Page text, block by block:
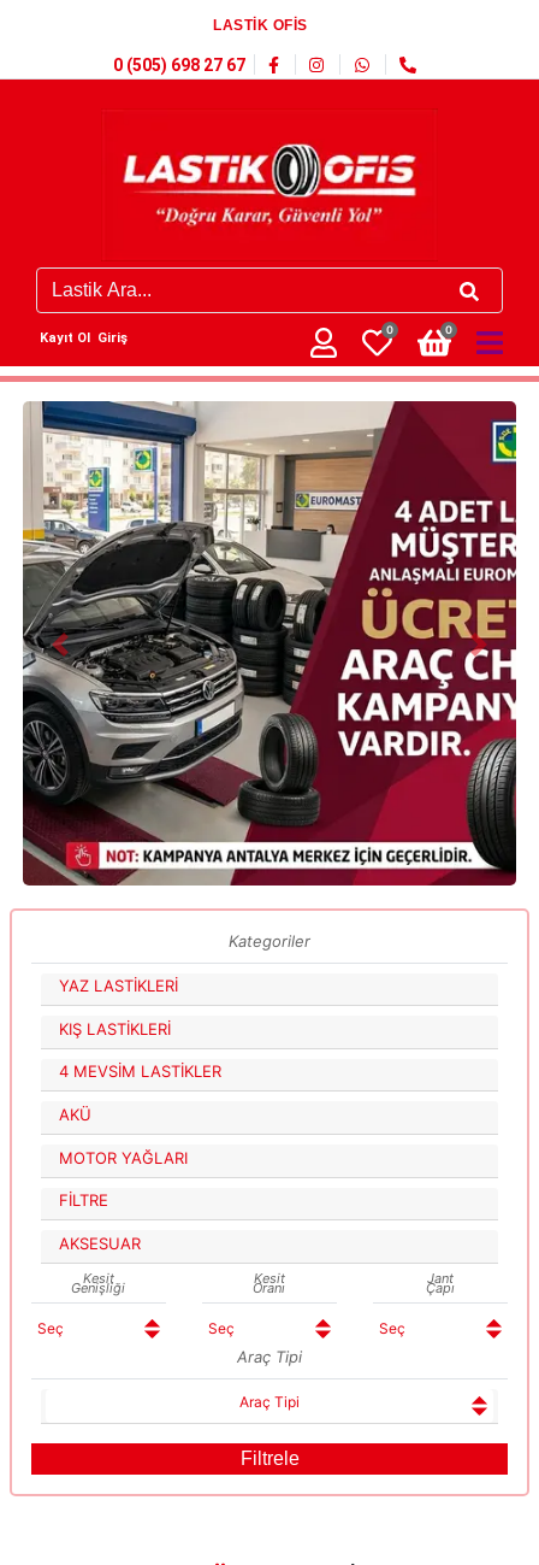
LASTİK OFİS
0 (505) 698 27 67
Kayıt Ol Giriş
0 0
Kategoriler
YAZ LASTİKLERİ
KIŞ LASTİKLERİ
4 MEVSİM LASTİKLER
AKÜ
MOTOR YAĞLARI
FİLTRE
AKSESUAR
Kesit
Genişliği
Kesit
Oranı
Jant
Çapı
Araç Tipi
Araç Tipi
Previous Next